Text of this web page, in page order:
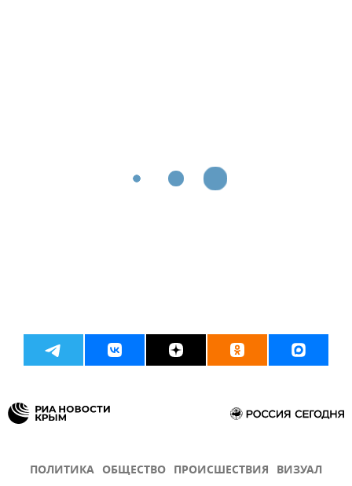
ПОЛИТИКА ОБЩЕСТВО ПРОИСШЕСТВИЯ ВИЗУАЛ